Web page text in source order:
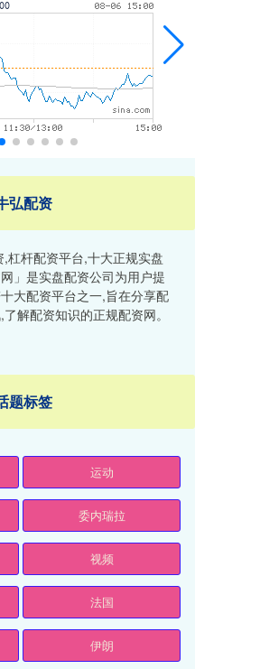
弘配资
杠杆配资平台,十大正规实盘
」是实盘配资公司为用户提
大配资平台之一,旨在分享配
解配资知识的正规配资网。
题标签
运动
委内瑞拉
视频
法国
伊朗